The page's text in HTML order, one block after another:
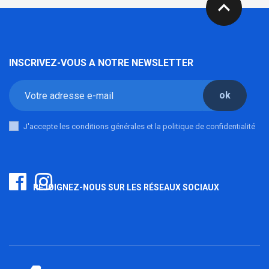
expand_less
INSCRIVEZ-VOUS A NOTRE NEWSLETTER
ok
J'accepte les conditions générales et la politique de confidentialité
REJOIGNEZ-NOUS SUR LES RÉSEAUX SOCIAUX